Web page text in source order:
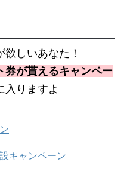
しいあなた！
券が貰えるキャンペー
入りますよ
キャンペーン